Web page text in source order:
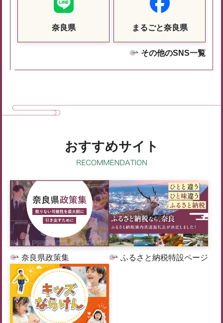
奈良県 まるごと奈良県
その他のSNS一覧
おすすめサイト
奈良県政策集 ふるさと納税特設ページ